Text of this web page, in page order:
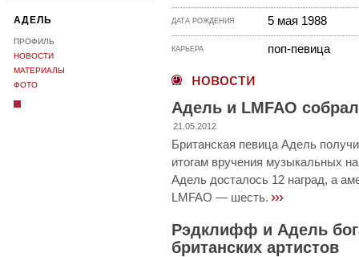
АДЕЛЬ
ПРОФИЛЬ
НОВОСТИ
МАТЕРИАЛЫ
ФОТО
ДАТА РОЖДЕНИЯ 5 мая 1988
КАРЬЕРА поп-певица
новости
Адель и LMFAO
21.05.2012
Британская певица Адель
итогам вручения музыкальных
Адель досталось 12 наград, а
LMFAO — шесть. ›››
Рэдклифф и Адель
британских артистов